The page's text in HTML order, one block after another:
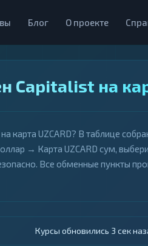
Блог О проекте
Capitalist на
карта UZCARD? В таблице
→ Карта UZCARD сум,
Все обменные пункты
Курсы обновились 4 сек